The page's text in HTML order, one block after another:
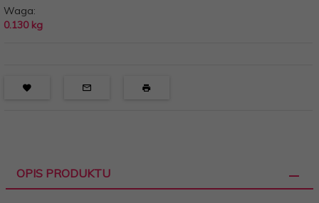
Waga:
0.130 kg
OPIS PRODUKTU